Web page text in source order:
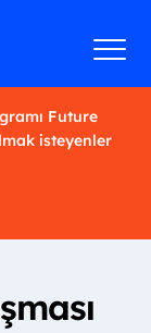
Future
isteyenler